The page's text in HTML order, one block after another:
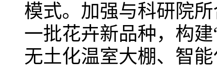
模式。加强与科研院
一批花卉新品种，构
无土化温室大棚、智